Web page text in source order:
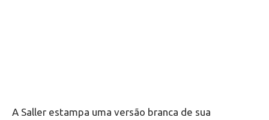
A Saller estampa uma versão branca de sua